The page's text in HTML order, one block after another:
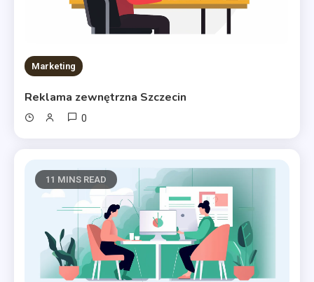
Marketing
Reklama zewnętrzna Szczecin
0
11 MINS READ